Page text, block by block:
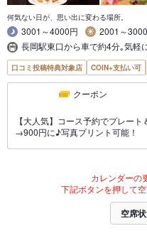
何気ない日が、思い出に変わる場所。
3001～4000円
2001～
長岡駅東口から車で約4分｡気軽
口コミ投稿特典対象店 COIN+支払い可
クーポン
【大人気】コース予約でプレー
→900円に♪写真プリント可能！
カレンダーの
下記ボタンを押して
空席